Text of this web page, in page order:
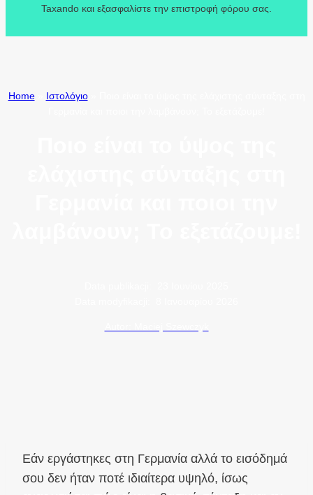
Taxando και εξασφαλίστε την επιστροφή φόρου σας.
Home» Ιστολόγιο»
Εάν εργάστηκες στη Γερμανία αλλά το εισόδημά
σου δεν ήταν ποτέ ιδιαίτερα υψηλό, ίσως